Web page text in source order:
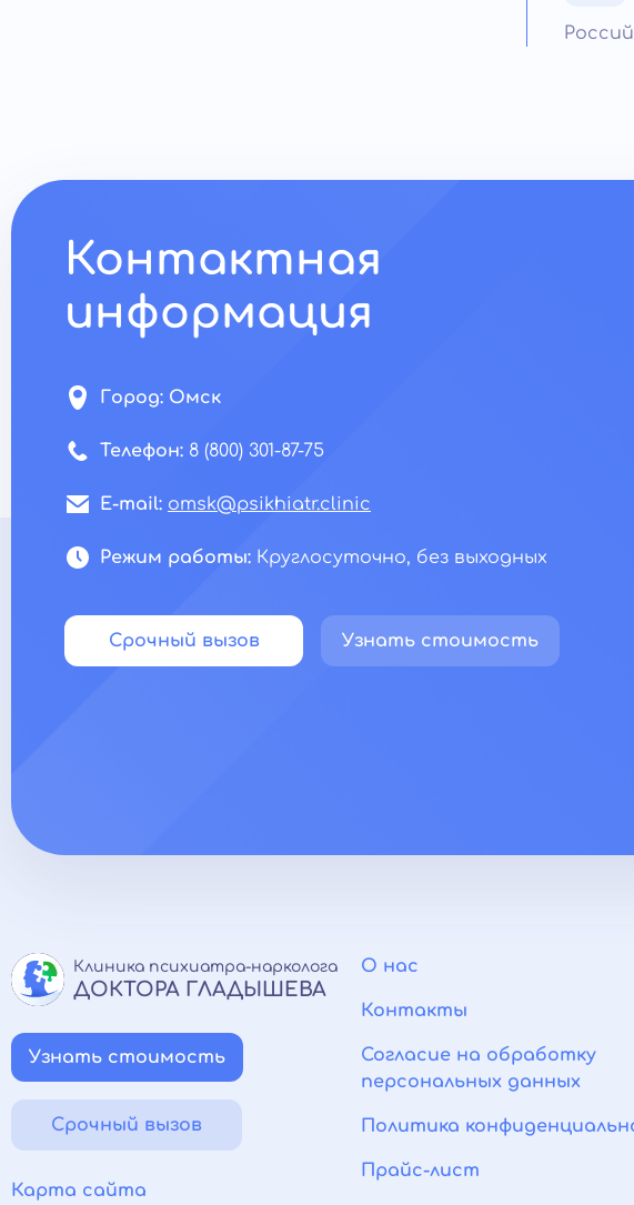
Контактная
информация
Город: Омск
Телефон: 8 (800) 301-87-75
E-mail: omsk@psikhiatr.clinic
Режим работы: Круглосуточно, без выходных
Срочный вызов Узнать стоимость
Клиника психиатра-нарколога
ДОКТОРА ГЛАДЫШЕВА
Узнать стоимость
Срочный вызов
Карта сайта
О нас
Контакты
Согласие на обработку
персональных данных
Политика
Прайс-лист